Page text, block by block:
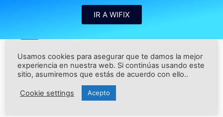
IR A WIFIX
VER TESTIMONIOS
Usamos cookies para asegurar que te damos la mejor
experiencia en nuestra web. Si continúas usando este
sitio, asumiremos que estás de acuerdo con ello..
Cookie settings Acepto